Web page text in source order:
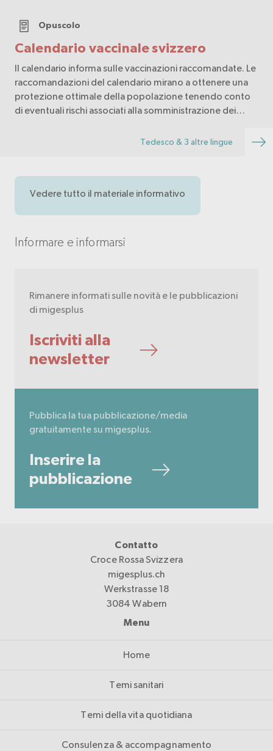
Calendario vaccinale svizzero
Opuscolo
Il calendario informa sulle vaccinazioni raccomandate. Le
raccomandazioni del calendario mirano a ottenere una
protezione ottimale della popolazione tenendo conto
di eventuali rischi associati alla somministrazione dei
Tedesco & 3 altre lingue
Vedere tutto il materiale informativo
Informare e informarsi
Rimanere informati sulle novità e le pubblicazioni
di migesplus
Iscriviti alla
newsletter
Pubblica la tua pubblicazione/media
gratuitamente su migesplus.
Inserire la
pubblicazione
Contatto
Croce Rossa Svizzera
migesplus.ch
Werkstrasse 18
3084 Wabern
Menu
Home
Temi sanitari
Temi della vita quotidiana
Consulenza & accompagnamento